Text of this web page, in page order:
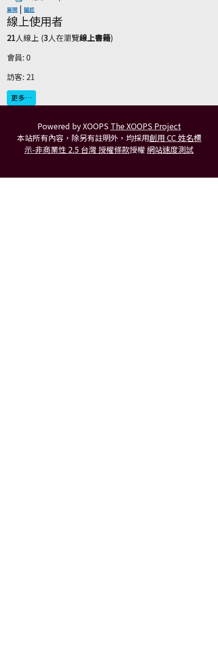
展開 | 闔起
線上使用者
21人線上 (3人在瀏覽線上書籍)
會員: 0
訪客: 21
更多…
Powered by XOOPS The XOOPS Project
本站所有內容，除另有註明外，均採用創用 CC 姓名標
示-非商業性 2.5 台灣 授權條款授權網站速度測試